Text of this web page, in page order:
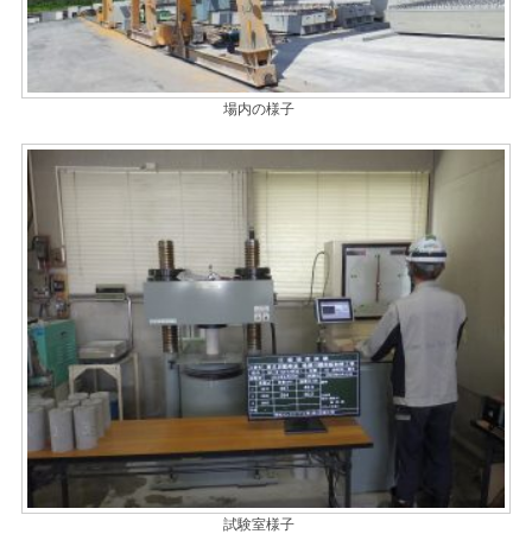
場内の様子
試験室様子